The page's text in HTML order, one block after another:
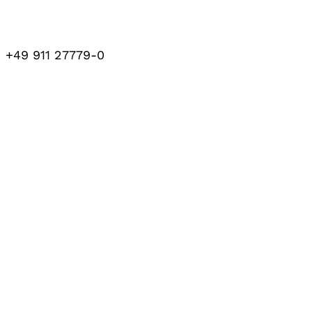
+49 911 27779-0